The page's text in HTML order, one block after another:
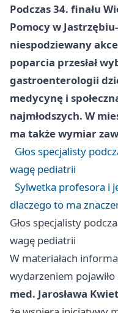
Podczas 34. finału
Pomocy w
niespodziewany
poparcia przesłał
gastroenterologii
medycynę i
najmłodszych. W
ma także wymiar
Głos specjalisty
wagę pediatrii
Sylwetka profesora i
dlaczego to ma
Głos specjalisty
wagę pediatrii
W materiałach
wydarzeniem pojawiło
med. Jarosława